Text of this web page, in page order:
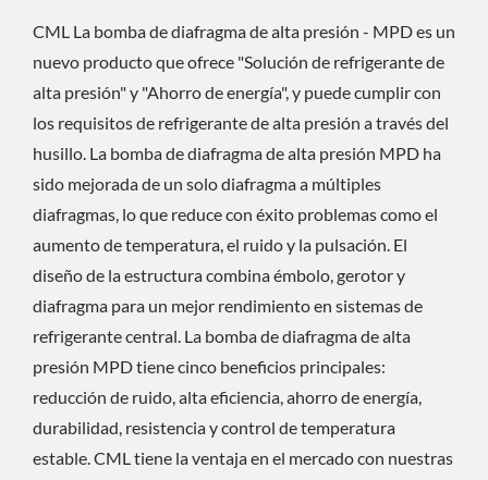
CML La bomba de diafragma de alta presión - MPD es un
nuevo producto que ofrece "Solución de refrigerante de
alta presión" y "Ahorro de energía", y puede cumplir con
los requisitos de refrigerante de alta presión a través del
husillo. La bomba de diafragma de alta presión MPD ha
sido mejorada de un solo diafragma a múltiples
diafragmas, lo que reduce con éxito problemas como el
aumento de temperatura, el ruido y la pulsación. El
diseño de la estructura combina émbolo, gerotor y
diafragma para un mejor rendimiento en sistemas de
refrigerante central. La bomba de diafragma de alta
presión MPD tiene cinco beneficios principales:
reducción de ruido, alta eficiencia, ahorro de energía,
durabilidad, resistencia y control de temperatura
estable. CML tiene la ventaja en el mercado con nuestras